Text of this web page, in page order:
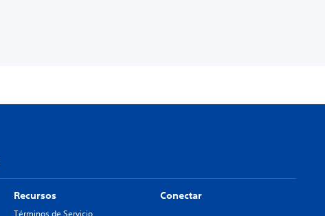
Recursos
Términos de Servicio
Conectar